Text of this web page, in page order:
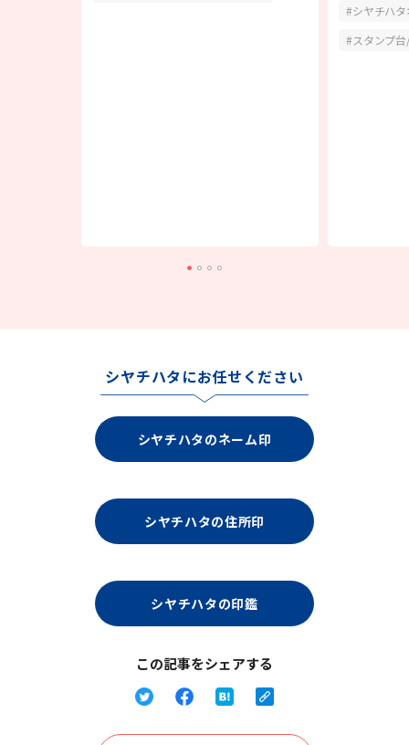
シヤチハ
スタンプ
シヤチハタにお任せください
シヤチハタのネーム印
シヤチハタの住所印
シヤチハタの印鑑
この記事をシェアする